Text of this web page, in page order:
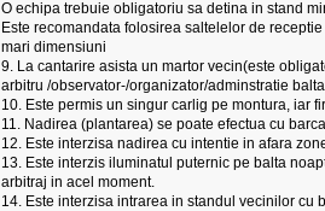
O echipa trebuie obligatoriu sa detina in stand
Este recomandata folosirea saltelelor de
mari dimensiuni
9. La cantarire asista un martor vecin(este
arbitru /observator-/organizator/adminstratie
10. Este permis un singur carlig pe montura, iar
11. Nadirea (plantarea) se poate efectua cu
12. Este interzisa nadirea cu intentie in afara
13. Este interzis iluminatul puternic pe balta
arbitraj in acel moment.
14. Este interzisa intrarea in standul vecinilor cu